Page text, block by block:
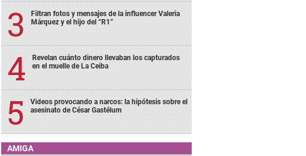
Filtran fotos y mensajes de la influencer Valeria
Márquez y el hijo del “R1”
Revelan cuánto dinero llevaban los capturados
en el muelle de La Ceiba
Videos provocando a narcos: la hipótesis sobre el
asesinato de César Gastélum
AMIGA